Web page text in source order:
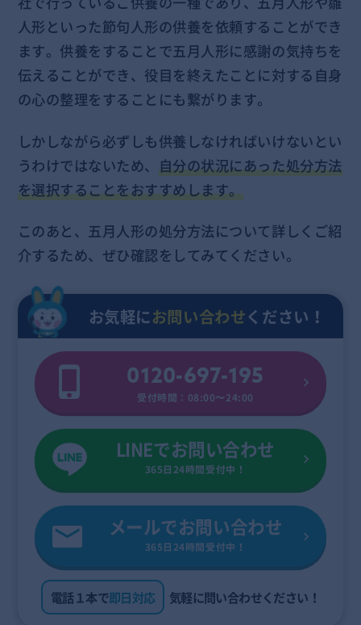
人形といった節句人形の供養を依頼することができ
ます。供養をすることで五月人形に感謝の気持ちを
伝えることができ、役目を終えたことに対する自身
の心の整理をすることにも繋がります。
しかしながら必ずしも供養しなければいけないとい
うわけではないため、 自分の状況にあった処分方法
を選択することをおすすめします。
このあと、五月人形の処分方法について詳しくご紹
介するため、ぜひ確認をしてみてください。
お気軽にお問い合わせください！
0120-697-195
受付時間：08:00〜24:00
LINEでお問い合わせ
365日24時間受付中！
メールでお問い合わせ
365日24時間受付中！
電話１本で即日対応 気軽に問い合わせください！